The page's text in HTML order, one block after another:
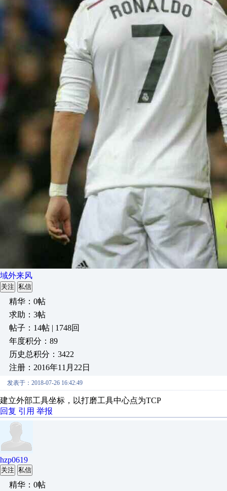
域外来风
关注 私信
精华：0帖
求助：3帖
帖子：14帖 | 1748回
年度积分：89
历史总积分：3422
注册：2016年11月22日
发表于：2018-07-26 16:42:49
建立外部工具坐标，以打磨工具中心点为TCP
回复 引用 举报
hzp0619
关注 私信
精华：0帖